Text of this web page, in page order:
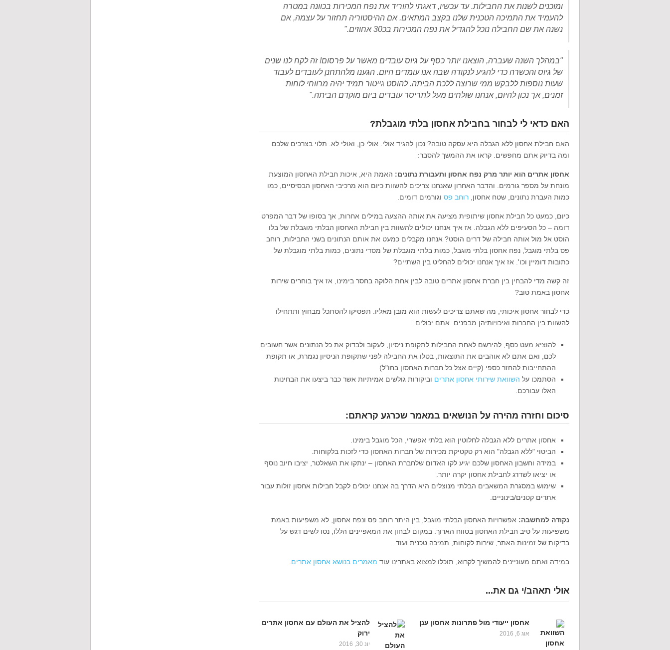
ומוכנים לשנות את החבילות. עד עכשיו, דאגתי להוריד את נפח המכירות בכוונה במטרה
להעמיד את התמיכה הטכנית שלנו בקצב המתאים. אם ההיסטוריה תחזור על עצמה, אם
נשנה את שם החבילה נוכל להגדיל את נפח המכירות בכ30 אחוזים."
"במהלך השנה שעברה, הוצאנו יותר כסף על גיוס עובדים מאשר על פרסום! זה לקח לנו שנים
של גיוס והכשרה כדי להגיע לנקודה שבה אנו עומדים היום. הגענו מלהתחנן לעובדים לעבוד
שעות נוספות ללבקש ממי שרוצה ללכת הביתה. להוסט גייטור תמיד יהיה מרווחי לוחות
זמנים, אך נכון להיום, אנחנו שולחים מעל לתריסר עובדים ביום מוקדם הביתה."
האם כדאי לי לבחור בחבילת אחסון בלתי מוגבלת?
האם חבילת אחסון ללא הגבלה היא עסקה טובה? נכון להגיד אולי. אולי כן, ואולי לא. תלוי בצרכים שלכם
ומה בדיוק אתם מחפשים. קראו את ההמשך להסבר:
אחסון אתרים הוא יותר מרק נפח אחסון ותעבורת נתונים: האמת היא, איכות חבילת האחסון המוצעת
מונחת על מספר גורמים. והדבר האחרון שאנחנו צריכים להשוות כיום הוא מרכיבי האחסון הבסיסיים, כמו
כמות העברת נתונים, שטח אחסון, רוחב פס וגורמים דומים.
כיום, כמעט כל חבילת אחסון שיתופית מציעה את אותה ההצעה במילים אחרות, אך בסופו של דבר המפרט
דומה – כל הסעיפים ללא הגבלה. אז איך אנחנו יכולים להשוות בין חבילת האחסון הבלתי מוגבלת של בלו
הוסט אל מול אותה חבילה של דרים הוסט? אנחנו מקבלים כמעט את אותם הנתונים בשני החבילות, רוחב
פס בלתי מוגבל, נפח אחסון בלתי מוגבל, כמות בלתי מוגבלת של מסדי נתונים, כמות בלתי מוגבלת של
כתובות דומיין וכו'. אז איך אנחנו יכולים להחליט בין השתיים?
זה קשה מדי להבחין בין חברת אחסון אתרים טובה לבין אחת הלוקה בחסר בימינו, אז איך בוחרים שירות
אחסון באמת טוב?
כדי לבחור אחסון איכותי, מה שאתם צריכים לעשות הוא מובן מאליו. תפסיקו להסתכל מבחוץ ותתחילו
להשוות בין החברות ואיכויותיהן מבפנים. אתם יכולים:
להוציא מעט כסף, להירשם לאחת החבילות לתקופת ניסיון, לעקוב ולבדוק את כל הנתונים אשר חשובים
לכם, ואם אתם לא אוהבים את התוצאות, בטלו את החבילה לפני שתקופת הניסיון נגמרת, או תקופת
ההתחייבות להחזר כספי (קיים אצל כל חברות האחסון בחו"ל)
הסתמכו על השוואת שירותי אחסון אתרים וביקורות גולשים אמיתיות אשר כבר ביצעו את הבחינות
האלו עבורכם.
סיכום וחזרה מהירה על הנושאים במאמר שכרגע קראתם:
אחסון אתרים ללא הגבלה לחלוטין הוא בלתי אפשרי, הכל מוגבל בימינו.
הביטוי "ללא הגבלה" הוא רק טקטיקת מכירות של חברות האחסון כדי לזכות בלקוחות.
במידה וחשבון האחסון שלכם יגיע לקו האדום שלחברת האחסון – ינתקו את השאלטר, יציבו חיוב נוסף
או יציאו לשדרג לחבילת אחסון יקרה יותר.
שימוש במסגרת המשאבים הבלתי מנוצלים היא הדרך בה אנחנו יכולים לקבל חבילות אחסון זולות עבור
אתרים קטנים/בינוניים.
נקודה למחשבה: אפשרויות האחסון הבלתי מוגבל, בין היתר רוחב פס ונפח אחסון, לא משפיעות באמת
משפיעות על טיב חבילת האחסון בטווח הארוך. במקום לבחון את המאפיינים הללו, נסו לשים דגש על
בדיקות של זמינות האתר, שירות לקוחות, תמיכה טכנית ועוד.
במידה ואתם מעוניינים להמשיך לקרוא, תוכלו למצוא באתרינו עוד מאמרים בנושא אחסון אתרים.
אולי תאהב/י גם את...
אחסון ייעודי מול פתרונות אחסון ענן
אוג 6, 2016
להציל את העולם עם אחסון אתרים
ירוק
יונ 30, 2016